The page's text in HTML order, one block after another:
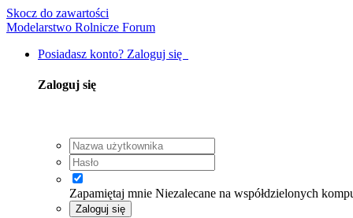
Skocz do zawartości
Modelarstwo Rolnicze Forum
Posiadasz konto? Zaloguj się
Zaloguj się
Zapamiętaj mnie Niezalecane na współdzielonych
Zaloguj się